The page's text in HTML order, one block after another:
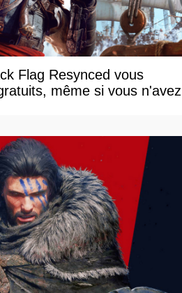
Flag Resynced vous
même si vous n'avez